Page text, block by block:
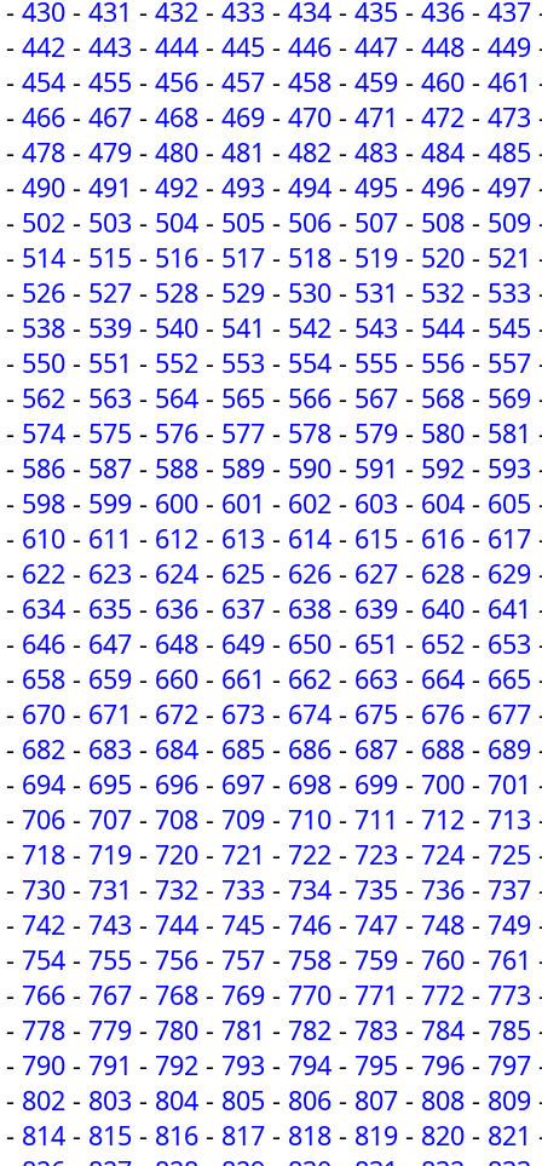
- 430 - 431 - 432 - 433 - 434 - 435 - 436 - 437
- 442 - 443 - 444 - 445 - 446 - 447 - 448 - 449
- 454 - 455 - 456 - 457 - 458 - 459 - 460 - 461
- 466 - 467 - 468 - 469 - 470 - 471 - 472 - 473
- 478 - 479 - 480 - 481 - 482 - 483 - 484 - 485
- 490 - 491 - 492 - 493 - 494 - 495 - 496 - 497
- 502 - 503 - 504 - 505 - 506 - 507 - 508 - 509
- 514 - 515 - 516 - 517 - 518 - 519 - 520 - 521
- 526 - 527 - 528 - 529 - 530 - 531 - 532 - 533
- 538 - 539 - 540 - 541 - 542 - 543 - 544 - 545
- 550 - 551 - 552 - 553 - 554 - 555 - 556 - 557
- 562 - 563 - 564 - 565 - 566 - 567 - 568 - 569
- 574 - 575 - 576 - 577 - 578 - 579 - 580 - 581
- 586 - 587 - 588 - 589 - 590 - 591 - 592 - 593
- 598 - 599 - 600 - 601 - 602 - 603 - 604 - 605
- 610 - 611 - 612 - 613 - 614 - 615 - 616 - 617
- 622 - 623 - 624 - 625 - 626 - 627 - 628 - 629
- 634 - 635 - 636 - 637 - 638 - 639 - 640 - 641
- 646 - 647 - 648 - 649 - 650 - 651 - 652 - 653
- 658 - 659 - 660 - 661 - 662 - 663 - 664 - 665
- 670 - 671 - 672 - 673 - 674 - 675 - 676 - 677
- 682 - 683 - 684 - 685 - 686 - 687 - 688 - 689
- 694 - 695 - 696 - 697 - 698 - 699 - 700 - 701
- 706 - 707 - 708 - 709 - 710 - 711 - 712 - 713
- 718 - 719 - 720 - 721 - 722 - 723 - 724 - 725
- 730 - 731 - 732 - 733 - 734 - 735 - 736 - 737
- 742 - 743 - 744 - 745 - 746 - 747 - 748 - 749
- 754 - 755 - 756 - 757 - 758 - 759 - 760 - 761
- 766 - 767 - 768 - 769 - 770 - 771 - 772 - 773
- 778 - 779 - 780 - 781 - 782 - 783 - 784 - 785
- 790 - 791 - 792 - 793 - 794 - 795 - 796 - 797
- 802 - 803 - 804 - 805 - 806 - 807 - 808 - 809
- 814 - 815 - 816 - 817 - 818 - 819 - 820 - 821